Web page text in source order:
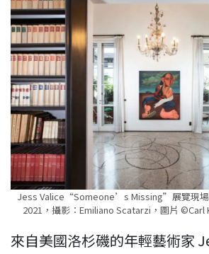
Jess Valice“Someone’s Missing”展覽現場
2021，攝影：Emiliano Scatarzi，圖片
來自美國洛杉磯的年輕藝術家